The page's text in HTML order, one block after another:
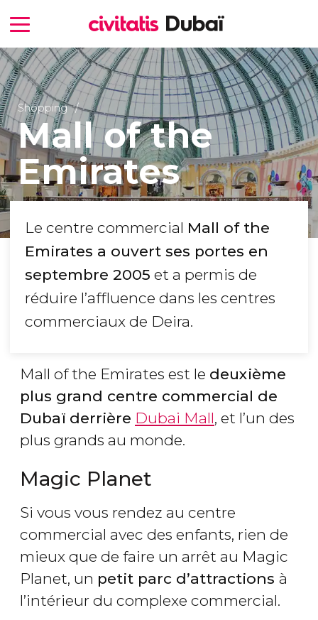
Shopping
Mall of the
Emirates
Le centre commercial Mall of the
Emirates a ouvert ses portes en
septembre 2005 et a permis de
réduire l’affluence dans les centres
commerciaux de Deira.
Mall of the Emirates est le deuxième
plus grand centre commercial de
Dubaï derrière Dubai Mall, et l’un des
plus grands au monde.
Magic Planet
Si vous vous rendez au centre
commercial avec des enfants, rien de
mieux que de faire un arrêt au Magic
Planet, un petit parc d’attractions à
l’intérieur du complexe commercial.